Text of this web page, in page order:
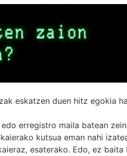
eskatzen duen hitz egokia
erregistro maila batean
kutsua eman nahi
esaterako. Edo, ez